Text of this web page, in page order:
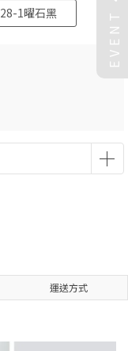
28-1曜石黑
運送方式
EVENT